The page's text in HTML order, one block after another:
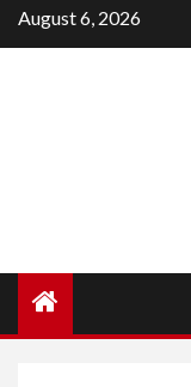
Skip
to
August 6, 2026